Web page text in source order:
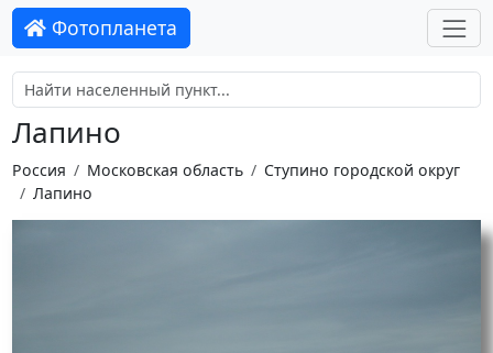
Фотопланета
Лапино
Россия Московская область
Ступино городской округ
Лапино